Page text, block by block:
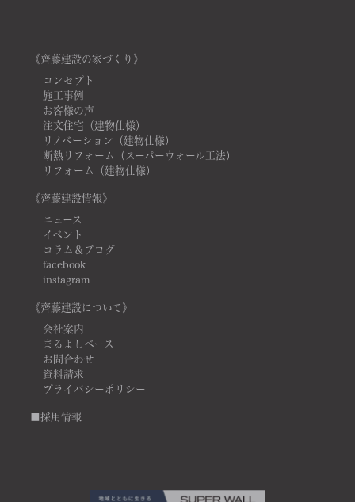
《齊藤建設の家づくり》
コンセプト
施工事例
お客様の声
注文住宅（建物仕様）
リノベーション（建物仕様）
断熱リフォーム（スーパーウォール工法）
リフォーム（建物仕様）
《齊藤建設情報》
ニュース
イベント
コラム＆ブログ
facebook
instagram
《齊藤建設について》
会社案内
まるよしベース
お問合わせ
資料請求
プライバシーポリシー
■採用情報